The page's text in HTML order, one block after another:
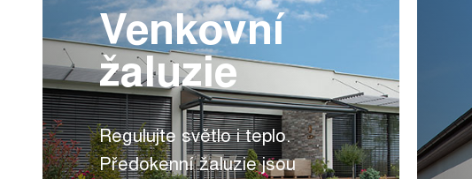
Venkovní
žaluzie
Regulujte světlo i teplo.
Předokenní žaluzie jsou